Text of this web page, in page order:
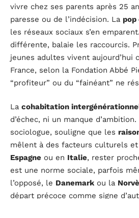
vivre chez ses parents après 25
paresse ou de l’indécision. La
les réseaux sociaux s’en
différente, balaie les raccourcis.
jeunes adultes vivent aujourd’hui
France, selon la Fondation Abbé
“profiteur” ou du “fainéant” ne
La cohabitation
d’échec, ni un manque d’ambition.
sociologue, souligne que les
mêlent à des facteurs culturels et
Espagne ou en Italie, rester
est une norme sociale, parfois
l’opposé, le Danemark ou la
départ précoce comme signe